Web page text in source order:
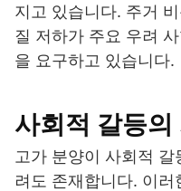
지고 있습니다. 주거
질 저하가 주요 우려
을 요구하고 있습니다.
사회적 갈등
고가 분양이 사회적
려도 존재합니다. 이